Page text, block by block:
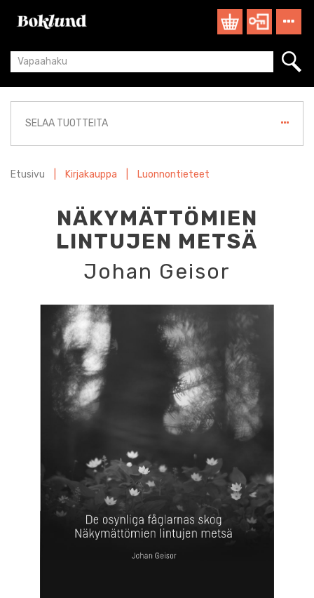
SELAA TUOTTEITA
Etusivu Kirjakauppa Luonnontieteet
NÄKYMÄTTÖMIEN
LINTUJEN METSÄ
Johan Geisor